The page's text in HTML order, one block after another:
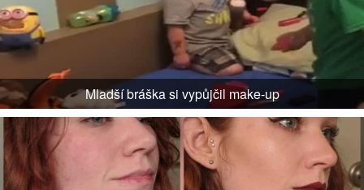
Mladší bráška si vypůjčil make-up